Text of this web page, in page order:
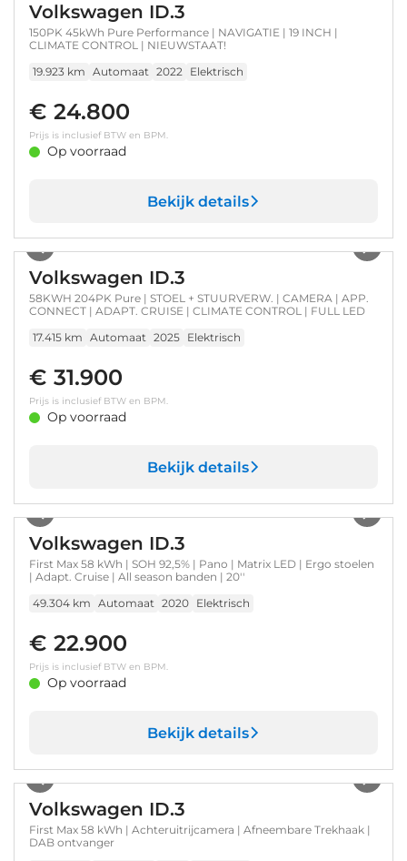
Volkswagen ID.3
150PK 45kWh Pure Performance | NAVIGATIE | 19 INCH |
CLIMATE CONTROL | NIEUWSTAAT!
19.923 km Automaat 2022 Elektrisch
€ 24.800
Prijs is inclusief BTW en BPM.
Op voorraad
Bekijk details
Volkswagen ID.3
58KWH 204PK Pure | STOEL + STUURVERW. | CAMERA | APP.
CONNECT | ADAPT. CRUISE | CLIMATE CONTROL | FULL LED
17.415 km Automaat 2025 Elektrisch
€ 31.900
Prijs is inclusief BTW en BPM.
Op voorraad
Bekijk details
Volkswagen ID.3
First Max 58 kWh | SOH 92,5% | Pano | Matrix LED | Ergo stoelen
| Adapt. Cruise | All season banden | 20''
49.304 km Automaat 2020 Elektrisch
€ 22.900
Prijs is inclusief BTW en BPM.
Op voorraad
Bekijk details
Volkswagen ID.3
First Max 58 kWh | Achteruitrijcamera | Afneembare Trekhaak |
DAB ontvanger